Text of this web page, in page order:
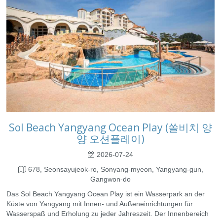
Sol Beach Yangyang Ocean Play (쏠비치 양
양 오션플레이)
2026-07-24
678, Seonsayujeok-ro, Sonyang-myeon, Yangyang-gun,
Gangwon-do
Das Sol Beach Yangyang Ocean Play ist ein Wasserpark an der
Küste von Yangyang mit Innen- und Außeneinrichtungen für
Wasserspaß und Erholung zu jeder Jahreszeit. Der Innenbereich